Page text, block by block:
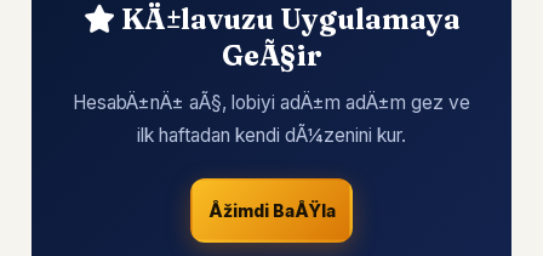
KÄ±lavuzu Uygulamaya
GeÃ§ir
HesabÄ±nÄ± aÃ§, lobiyi adÄ±m adÄ±m gez ve
ilk haftadan kendi dÃ¼zenini kur.
Åžimdi BaÅŸla